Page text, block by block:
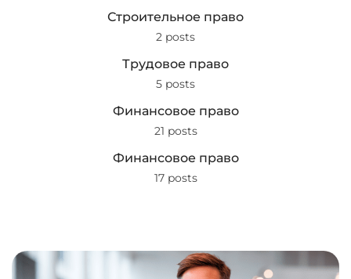
Строительное право
2 posts
Трудовое право
5 posts
Финансовое право
21 posts
Финансовое право
17 posts